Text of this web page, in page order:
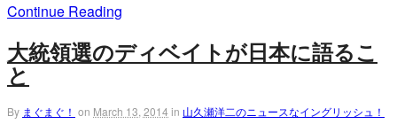
Continue Reading
大統領選のディベイトが日本に語るこ
と
By まぐまぐ！ on March 13, 2014 in 山久瀬洋二のニュースなイングリッシュ！